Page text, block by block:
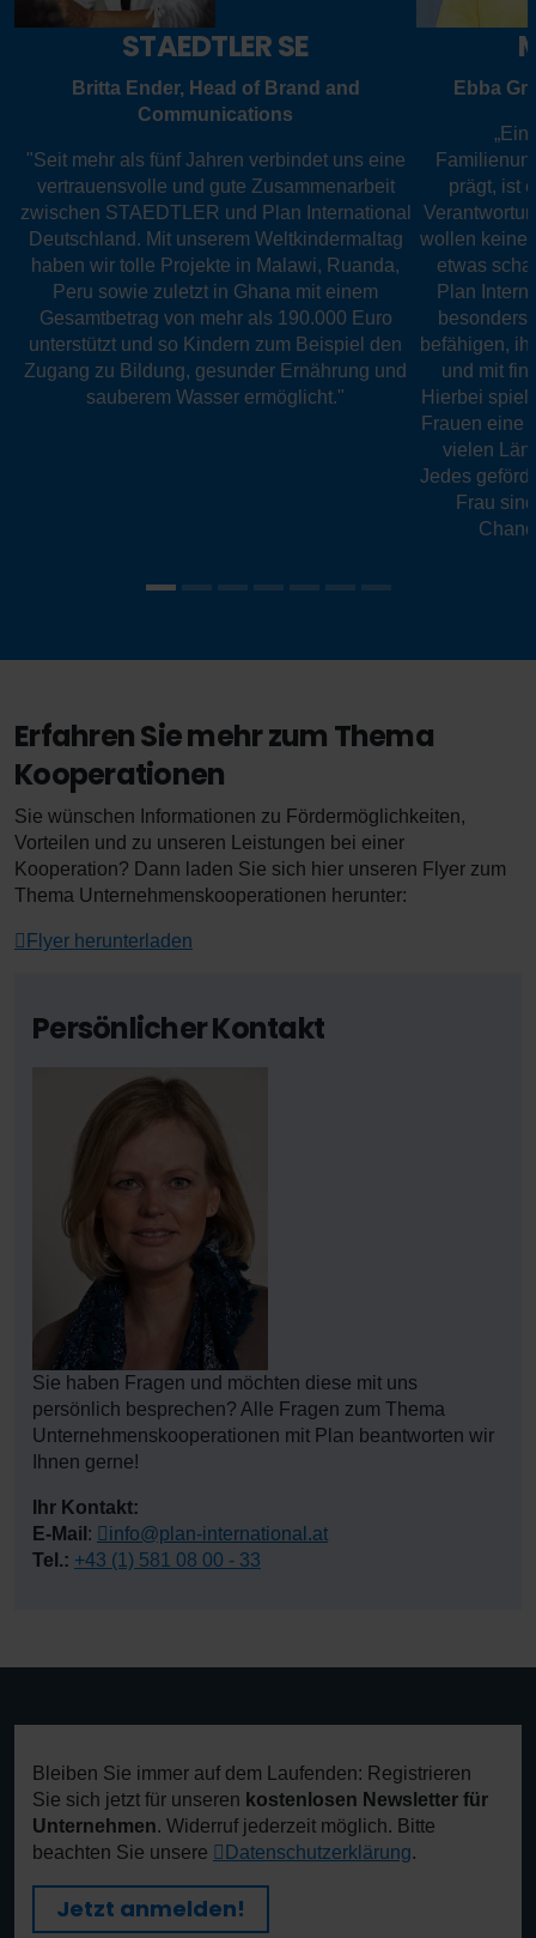
STAEDTLER SE
Britta Ender, Head of Brand and
Communications
"Seit mehr als fünf Jahren verbindet uns eine
vertrauensvolle und gute Zusammenarbeit
zwischen STAEDTLER und Plan International
Deutschland. Mit unserem Weltkindermaltag
haben wir tolle Projekte in Malawi, Ruanda,
Peru sowie zuletzt in Ghana mit einem
Gesamtbetrag von mehr als 190.000 Euro
unterstützt und so Kindern zum Beispiel den
Zugang zu Bildung, gesunder Ernährung und
sauberem Wasser ermöglicht."
Ebba
prägt, ist
wollen keine
etwas
Plan
besonders
befähigen,
und mit
Hierbei
Frauen eine
vielen
Jedes
Frau
Erfahren Sie mehr zum Thema
Kooperationen
Persönlicher Kontakt